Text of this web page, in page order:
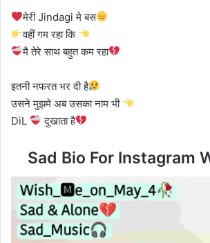
मेरी Jindagi मे बस
वहीं गम रहा कि
मै तेरे साथ बहुत कम रहा
इतनी नफरत भर दी है
उसने मुझमे अब उसका नाम भी
DiL
दुखाता है
Sad Bio For Instagram